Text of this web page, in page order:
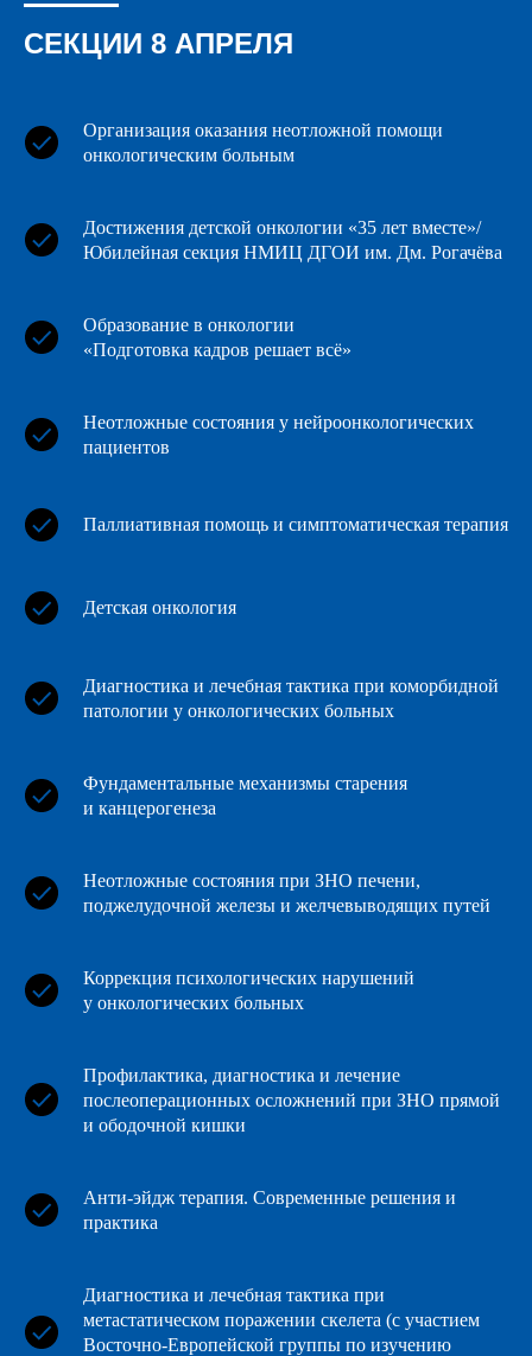
ГАУЗ «Республиканский клинический
онкологический диспансер
Республики Татарстан имени профессора
ХИРУРГИЧЕСКИЕ МАСТЕР-КЛАССЫ
ОСНОВНАЯ ПЛОЩАДКА
10 апреля 2026
ИТ-парк им. Башира Рамеева
Адрес: ул. Спартаковская, 2А
СЕКЦИИ 8 АПРЕЛЯ
Организация оказания неотложной помощи
онкологическим больным
Достижения детской онкологии «35 лет вместе»/
Юбилейная секция НМИЦ ДГОИ им. Дм. Рогачёва
Образование в онкологии
«Подготовка кадров решает всё»
Неотложные состояния у нейроонкологических
пациентов
Паллиативная помощь и симптоматическая терапия
Детская онкология
Диагностика и лечебная тактика при коморбидной
патологии у онкологических больных
Фундаментальные механизмы старения
и канцерогенеза
Неотложные состояния при ЗНО печени,
поджелудочной железы и желчевыводящих путей
Коррекция психологических нарушений
у онкологических больных
Профилактика, диагностика и лечение
послеоперационных осложнений при ЗНО прямой
и ободочной кишки
Анти-эйдж терапия. Современные решения и
практика
Диагностика и лечебная тактика при
метастатическом поражении скелета (с участием
Восточно-Европейской группы по изучению